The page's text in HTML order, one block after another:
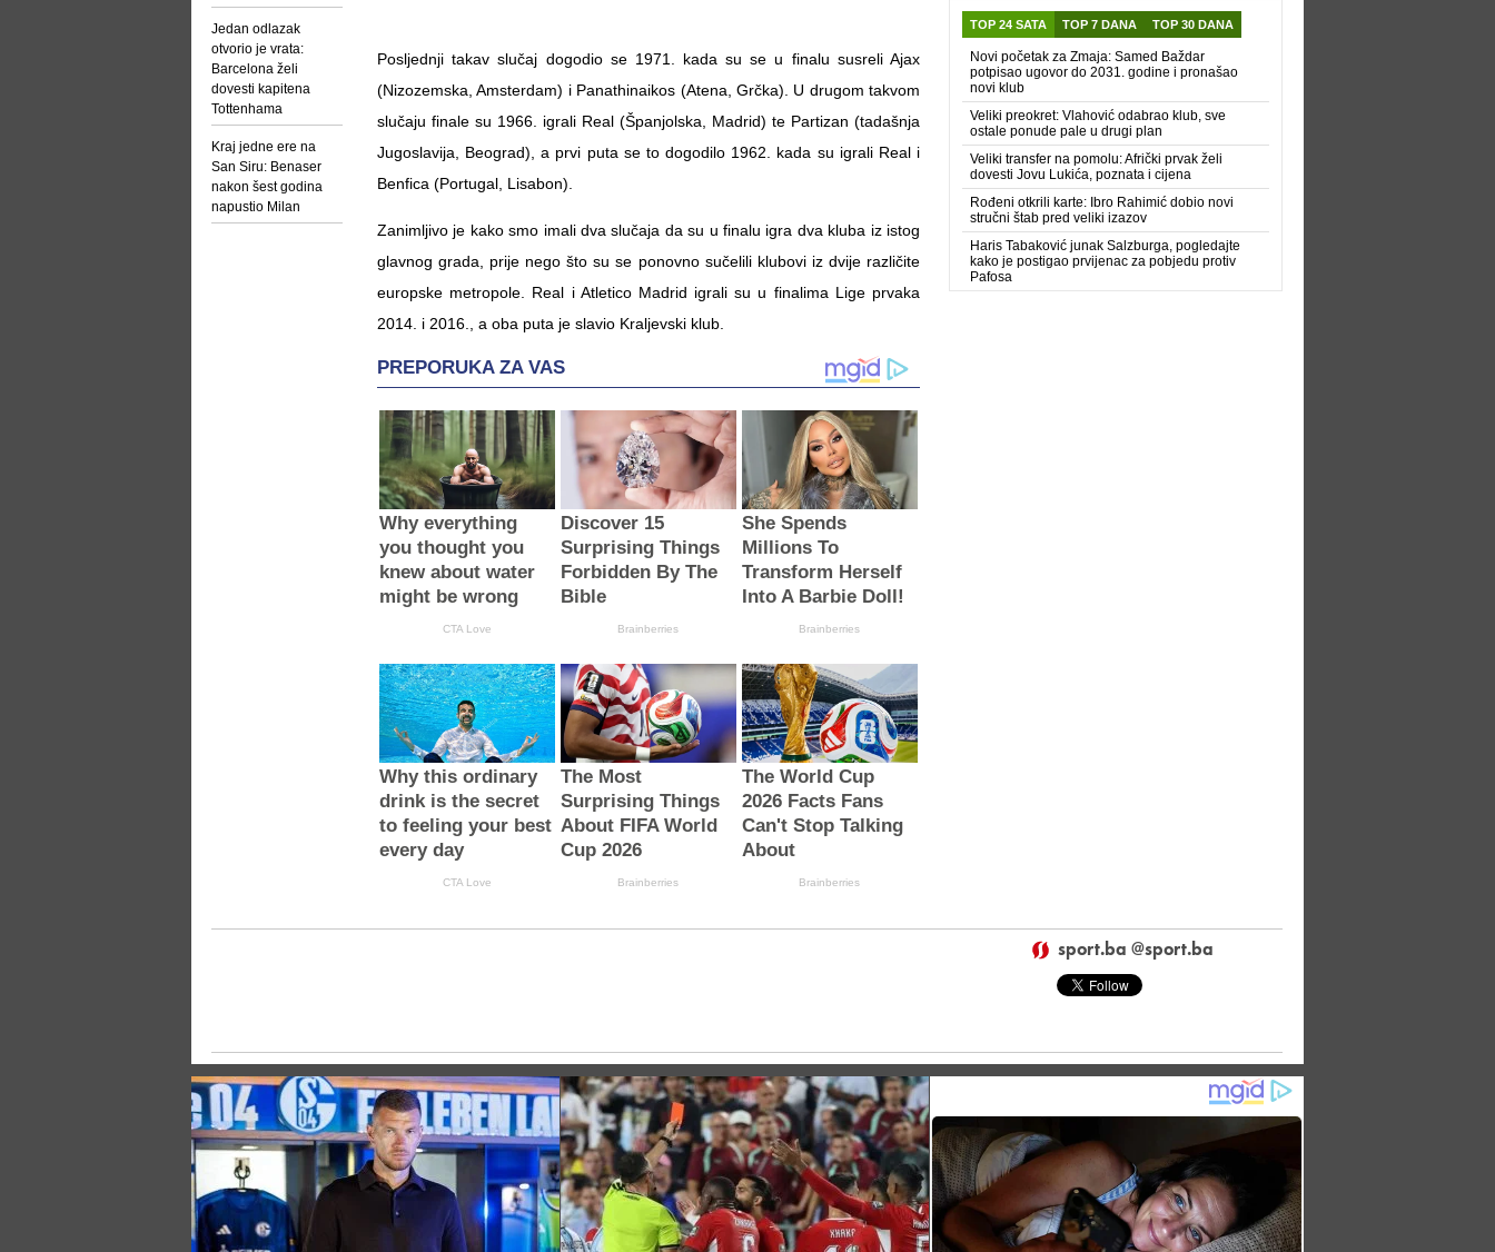
Jedan odlazak
otvorio je vrata:
Barcelona želi
dovesti kapitena
Tottenhama
Kraj jedne ere na
San Siru: Benaser
nakon šest godina
napustio Milan
Posljednji takav slučaj dogodio se 1971. kada su se u finalu susreli Ajax
(Nizozemska, Amsterdam) i Panathinaikos (Atena, Grčka). U drugom takvom
slučaju finale su 1966. igrali Real (Španjolska, Madrid) te Partizan (tadašnja
Jugoslavija, Beograd), a prvi puta se to dogodilo 1962. kada su igrali Real i
Benfica (Portugal, Lisabon).
Zanimljivo je kako smo imali dva slučaja da su u finalu igra dva kluba iz istog
glavnog grada, prije nego što su se ponovno sučelili klubovi iz dvije različite
europske metropole. Real i Atletico Madrid igrali su u finalima Lige prvaka
2014. i 2016., a oba puta je slavio Kraljevski klub.
TOP 24 SATA TOP 7 DANA TOP 30 DANA
Novi početak za Zmaja: Samed Baždar
potpisao ugovor do 2031. godine i pronašao
novi klub
Veliki preokret: Vlahović odabrao klub, sve
ostale ponude pale u drugi plan
Veliki transfer na pomolu: Afrički prvak želi
dovesti Jovu Lukića, poznata i cijena
Rođeni otkrili karte: Ibro Rahimić dobio novi
stručni štab pred veliki izazov
Haris Tabaković junak Salzburga, pogledajte
kako je postigao prvijenac za pobjedu protiv
Pafosa
sport.ba @sport.ba